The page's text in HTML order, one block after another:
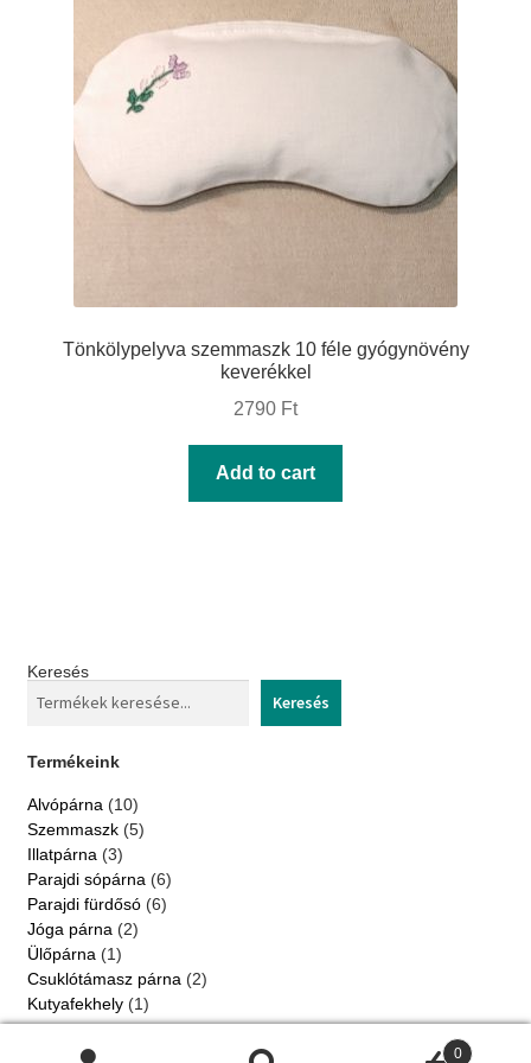
may
product
Tönkölypelyva szemmaszk 10 féle gyógynövény
keverékkel
2790 Ft
Add to cart
Keresés
Keresés
Termékeink
Alvópárna 1010
products
Szemmaszk 55
products
Illatpárna 33
products
Parajdi sópárna 66
products
Parajdi fürdősó 66
products
Jóga párna 22
products
Ülőpárna 11
product
Csuklótámasz párna 22
products
Kutyafekhely 11
product
2022 © Jázmin kert. Minden jog fenntartva |
Adatkezelési
0